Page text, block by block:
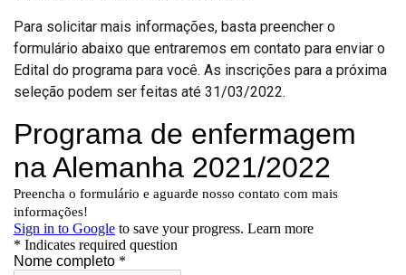
Para solicitar mais informações, basta preencher o
formulário abaixo que entraremos em contato para enviar o
Edital do programa para você. As inscrições para a próxima
seleção podem ser feitas até 31/03/2022.